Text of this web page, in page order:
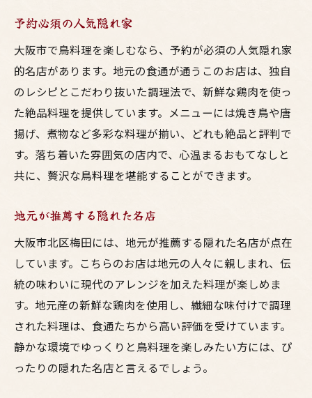
予約必須の人気隠れ家
大阪市で鳥料理を楽しむなら、予約が必須の人気隠れ家
的名店があります。地元の食通が通うこのお店は、独自
のレシピとこだわり抜いた調理法で、新鮮な鶏肉を使っ
た絶品料理を提供しています。メニューには焼き鳥や唐
揚げ、煮物など多彩な料理が揃い、どれも絶品と評判で
す。落ち着いた雰囲気の店内で、心温まるおもてなしと
共に、贅沢な鳥料理を堪能することができます。
地元が推薦する隠れた名店
大阪市北区梅田には、地元が推薦する隠れた名店が点在
しています。こちらのお店は地元の人々に親しまれ、伝
統の味わいに現代のアレンジを加えた料理が楽しめま
す。地元産の新鮮な鶏肉を使用し、繊細な味付けで調理
された料理は、食通たちから高い評価を受けています。
静かな環境でゆっくりと鳥料理を楽しみたい方には、ぴ
ったりの隠れた名店と言えるでしょう。